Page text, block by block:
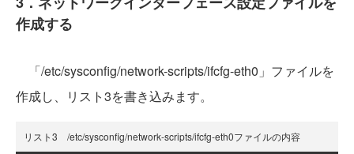
作成する
「/etc/sysconfig/network-scripts/ifcfg-eth0」ファイルを
作成し、リスト3を書き込みます。
リスト3 /etc/sysconfig/network-scripts/ifcfg-eth0ファイルの内容